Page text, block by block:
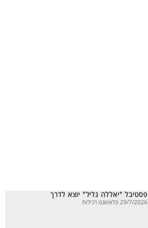
פסטיבל "יאללה גליל" יוצא לדרך
29/7/2026 פלאשנט רכילות